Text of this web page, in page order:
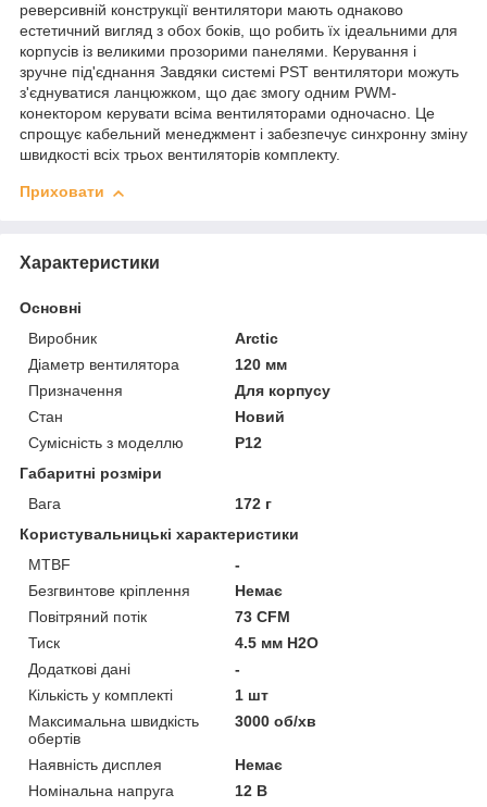
реверсивній конструкції вентилятори мають однаково
естетичний вигляд з обох боків, що робить їх ідеальними для
корпусів із великими прозорими панелями. Керування і
зручне під'єднання Завдяки системі PST вентилятори можуть
з'єднуватися ланцюжком, що дає змогу одним PWM-
конектором керувати всіма вентиляторами одночасно. Це
спрощує кабельний менеджмент і забезпечує синхронну зміну
швидкості всіх трьох вентиляторів комплекту.
Приховати
Характеристики
Основні
Виробник
Arctic
Діаметр вентилятора
120 мм
Призначення
Для корпусу
Стан
Новий
Сумісність з моделлю
P12
Габаритні розміри
Вага
172 г
Користувальницькі характеристики
MTBF
-
Безгвинтове кріплення
Немає
Повітряний потік
73 CFM
Тиск
4.5 мм H2O
Додаткові дані
-
Кількість у комплекті
1 шт
Максимальна швидкість
обертів
3000 об/хв
Наявність дисплея
Немає
Номінальна напруга
12 В